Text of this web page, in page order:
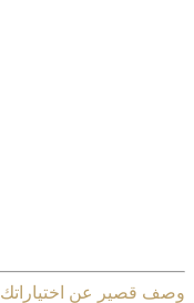
وصف قصير عن اختياراتك